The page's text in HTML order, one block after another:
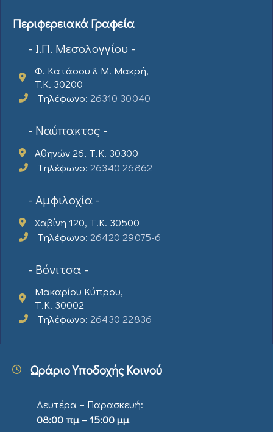
Περιφερειακά Γραφεία
- Ι.Π. Μεσολογγίου -
Φ. Κατάσου & Μ. Μακρή,
T.K. 30200
Τηλέφωνο: 26310 30040
- Ναύπακτος -
Αθηνών 26, Τ.Κ. 30300
Τηλέφωνο: 26340 26862
- Αμφιλοχία -
Χαβίνη 120, Τ.Κ. 30500
Τηλέφωνο: 26420 29075-6
- Βόνιτσα -
Μακαρίου Κύπρου,
Τ.Κ. 30002
Τηλέφωνο: 26430 22836
Ωράριο Υποδοχής Κοινού
Δευτέρα – Παρασκευή:
08:00 πμ – 15:00 μμ